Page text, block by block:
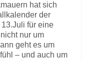
hat sich
der
für eine
nur um
geht es um
– und auch um